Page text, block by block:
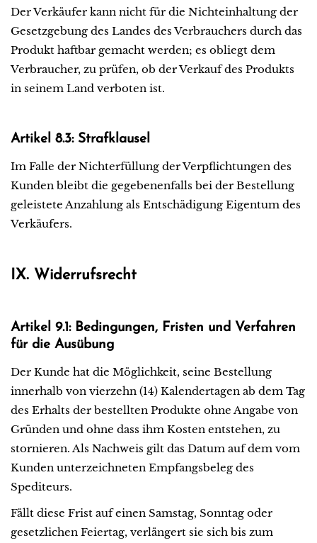
Der Verkäufer kann nicht für die Nichteinhaltung der
Gesetzgebung des Landes des Verbrauchers durch das
Produkt haftbar gemacht werden; es obliegt dem
Verbraucher, zu prüfen, ob der Verkauf des Produkts
in seinem Land verboten ist.
Artikel 8.3: Strafklausel
Im Falle der Nichterfüllung der Verpflichtungen des
Kunden bleibt die gegebenenfalls bei der Bestellung
geleistete Anzahlung als Entschädigung Eigentum des
Verkäufers.
IX. Widerrufsrecht
Artikel 9.1: Bedingungen, Fristen und Verfahren
für die Ausübung
Der Kunde hat die Möglichkeit, seine Bestellung
innerhalb von vierzehn (14) Kalendertagen ab dem Tag
des Erhalts der bestellten Produkte ohne Angabe von
Gründen und ohne dass ihm Kosten entstehen, zu
stornieren. Als Nachweis gilt das Datum auf dem vom
Kunden unterzeichneten Empfangsbeleg des
Spediteurs.
Fällt diese Frist auf einen Samstag, Sonntag oder
gesetzlichen Feiertag, verlängert sie sich bis zum